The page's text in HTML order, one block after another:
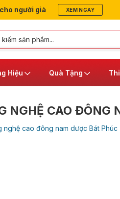
người già XEM NGAY
Hiệu Quà Tặng
NGHỆ CAO ĐÔNG
nghệ cao đông nam dược Bát Phúc